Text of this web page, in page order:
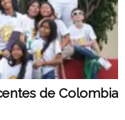
de Colombia